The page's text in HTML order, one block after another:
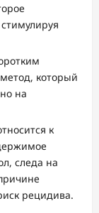
который
на
к
следа на
рецидива.